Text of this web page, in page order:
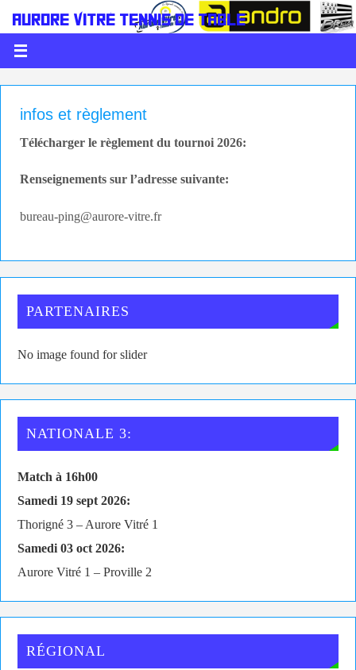
AURORE VITRÉ TENNIS DE TABLE
LE PING C'EST DE LA BALLE
infos et règlement
Télécharger le règlement du tournoi 2026:
Renseignements sur l’adresse suivante:
bureau-ping@aurore-vitre.fr
PARTENAIRES
No image found for slider
NATIONALE 3:
Match à 16h00
Samedi 19 sept 2026:
Thorigné 3 – Aurore Vitré 1
Samedi 03 oct 2026:
Aurore Vitré 1 – Proville 2
RÉGIONAL